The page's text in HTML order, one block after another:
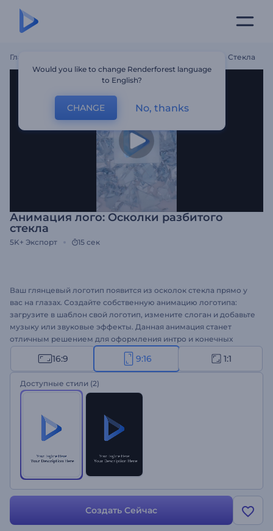
Главная Анимация Лого: Осколки Разбитого Стекла
Анимация лого: Осколки разбитого
стекла
5K+ Экспорт 15 сек
Ваш глянцевый логотип появится из осколок стекла прямо у
вас на глазах. Создайте собственную анимацию логотипа:
загрузите в шаблон свой логотип, измените слоган и добавьте
музыку или звуковые эффекты. Данная анимация станет
отличным решением для оформления интро и конечных
заставок для YouTube, промороликов, рекламы и других
креативных проектов. Пора впечатлить аудиторию новой
анимацией логотипа!
16:9 9:16 1:1
Доступные стили (2)
Создать Сейчас
Would you like to change Renderforest language
to English?
CHANGE No, thanks